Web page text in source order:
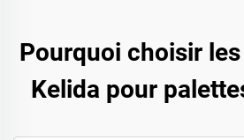
Pourquoi choisir
Kelida pour